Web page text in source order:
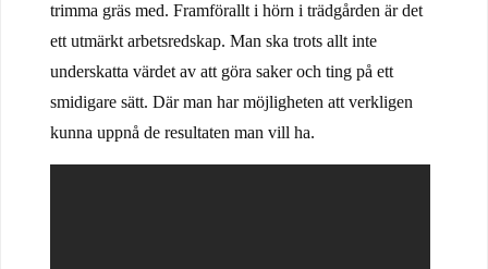
trimma gräs med. Framförallt i hörn i trädgården är det
ett utmärkt arbetsredskap. Man ska trots allt inte
underskatta värdet av att göra saker och ting på ett
smidigare sätt. Där man har möjligheten att verkligen
kunna uppnå de resultaten man vill ha.